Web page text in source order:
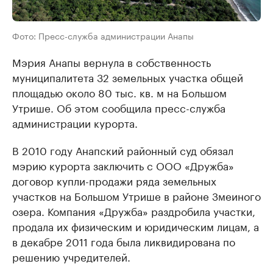
Фото: Пресс-служба администрации Анапы
Мэрия Анапы вернула в собственность
муниципалитета 32 земельных участка общей
площадью около 80 тыс. кв. м на Большом
Утрише. Об этом сообщила пресс-служба
администрации курорта.
В 2010 году Анапский районный суд обязал
мэрию курорта заключить с ООО «Дружба»
договор купли-продажи ряда земельных
участков на Большом Утрише в районе Змеиного
озера. Компания «Дружба» раздробила участки,
продала их физическим и юридическим лицам, а
в декабре 2011 года была ликвидирована по
решению учредителей.